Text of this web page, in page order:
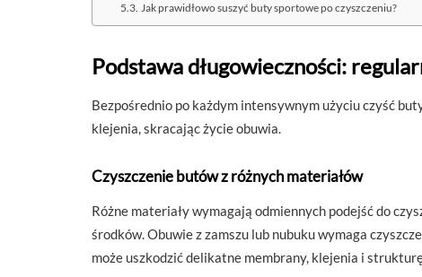
Jak prawidłowo suszyć buty sportowe po czyszczeniu?
Podstawa długowieczności:
Bezpośrednio po każdym intensywnym użyciu czyść
klejenia, skracając życie obuwia.
Czyszczenie butów z różnych materiałów
Różne materiały wymagają odmiennych podejść do
środków. Obuwie z zamszu lub nubuku wymaga
może uszkodzić delikatne membrany, klejenia i